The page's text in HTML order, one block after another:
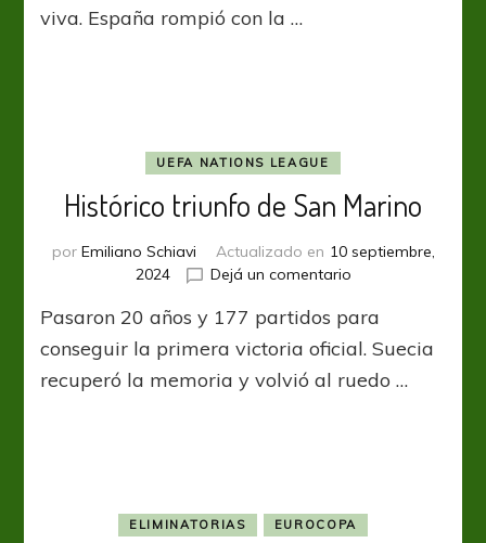
viva. España rompió con la …
UEFA NATIONS LEAGUE
Histórico triunfo de San Marino
por Emiliano Schiavi Actualizado en 10 septiembre,
2024
Dejá un comentarioen
triunfo
de
Marino
Pasaron 20 años y 177 partidos para
conseguir la primera victoria oficial. Suecia
recuperó la memoria y volvió al ruedo …
ELIMINATORIAS EUROCOPA